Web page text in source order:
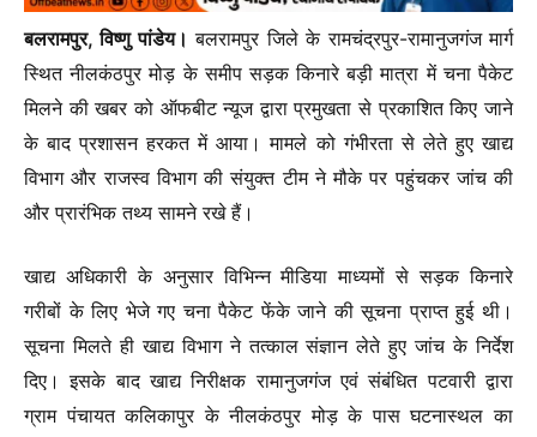
बलरामपुर, विष्णु पांडेय। बलरामपुर जिले के रामचंद्रपुर-रामानुजगंज मार्ग
स्थित नीलकंठपुर मोड़ के समीप सड़क किनारे बड़ी मात्रा में चना पैकेट
मिलने की खबर को ऑफबीट न्यूज द्वारा प्रमुखता से प्रकाशित किए जाने
के बाद प्रशासन हरकत में आया। मामले को गंभीरता से लेते हुए खाद्य
विभाग और राजस्व विभाग की संयुक्त टीम ने मौके पर पहुंचकर जांच की
और प्रारंभिक तथ्य सामने रखे हैं।
खाद्य अधिकारी के अनुसार विभिन्न मीडिया माध्यमों से सड़क किनारे
गरीबों के लिए भेजे गए चना पैकेट फेंके जाने की सूचना प्राप्त हुई थी।
सूचना मिलते ही खाद्य विभाग ने तत्काल संज्ञान लेते हुए जांच के निर्देश
दिए। इसके बाद खाद्य निरीक्षक रामानुजगंज एवं संबंधित पटवारी द्वारा
ग्राम पंचायत कलिकापुर के नीलकंठपुर मोड़ के पास घटनास्थल का